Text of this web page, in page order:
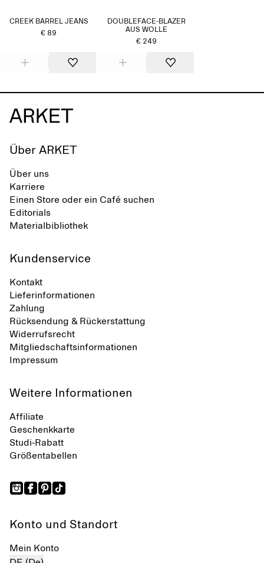
CREEK BARREL JEANS
€ 89
DOUBLEFACE-BLAZER
AUS WOLLE
€ 249
Über ARKET
Über uns
Karriere
Einen Store oder ein Café suchen
Editorials
Materialbibliothek
Kundenservice
Kontakt
Lieferinformationen
Zahlung
Rücksendung & Rückerstattung
Widerrufsrecht
Mitgliedschaftsinformationen
Impressum
Weitere Informationen
Affiliate
Geschenkkarte
Studi-Rabatt
Größentabellen
Konto und Standort
Mein Konto